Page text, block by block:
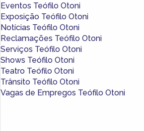
Eventos Teófilo Otoni
Exposição Teófilo Otoni
Notícias Teófilo Otoni
Reclamações Teófilo Otoni
Serviços Teófilo Otoni
Shows Teófilo Otoni
Teatro Teófilo Otoni
Trânsito Teófilo Otoni
Vagas de Empregos Teófilo Otoni